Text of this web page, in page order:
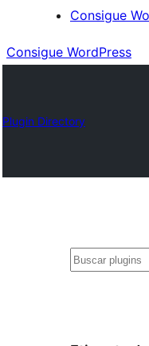
Consigue
Consigue WordPress
Plugin Directory
Buscar